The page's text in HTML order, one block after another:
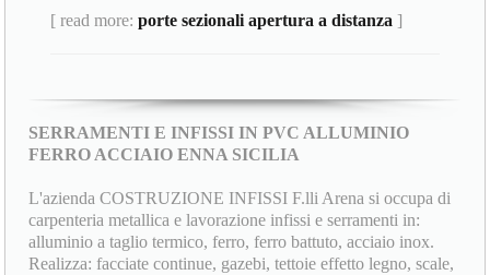
[ read more:porte sezionali apertura a distanza ]
SERRAMENTI E INFISSI IN PVC ALLUMINIO
FERRO ACCIAIO ENNA SICILIA
L'azienda COSTRUZIONE INFISSI F.lli Arena si occupa di
carpenteria metallica e lavorazione infissi e serramenti in:
alluminio a taglio termico, ferro, ferro battuto, acciaio inox.
Realizza: facciate continue, gazebi, tettoie effetto legno, scale,